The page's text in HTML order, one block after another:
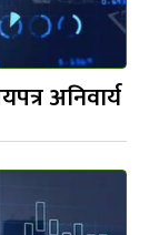
अनिवार्य